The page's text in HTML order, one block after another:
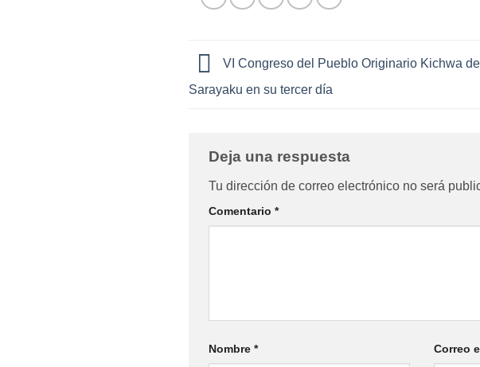
VI Congreso del Pueblo Originario Kichwa de
Sarayaku en su tercer día
Deja una respuesta
Tu dirección de correo electrónico no será
Comentario *
Nombre * Correo